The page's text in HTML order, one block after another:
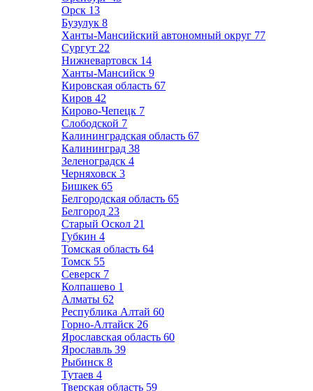
Орск 13
Бузулук 8
Ханты-Мансийский автономный округ 77
Сургут 22
Нижневартовск 14
Ханты-Мансийск 9
Кировская область 67
Киров 42
Кирово-Чепецк 7
Слободской 7
Калининградская область 67
Калининград 38
Зеленоградск 4
Черняховск 3
Бишкек 65
Белгородская область 65
Белгород 23
Старый Оскол 21
Губкин 4
Томская область 64
Томск 55
Северск 7
Колпашево 1
Алматы 62
Республика Алтай 60
Горно-Алтайск 26
Ярославская область 60
Ярославль 39
Рыбинск 8
Тутаев 4
Тверская область 59